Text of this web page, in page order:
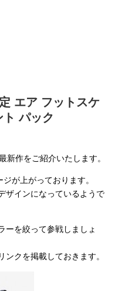
エア フットスケ
パック
新作をご紹介いたします。
が上がっております。
ザインになっているようで
ーを絞って参戦しましょ
クを掲載しておきます。